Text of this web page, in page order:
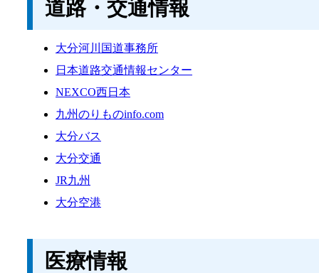
道路・交通情報
大分河川国道事務所
日本道路交通情報センター
NEXCO西日本
九州のりものinfo.com
大分バス
大分交通
JR九州
大分空港
医療情報